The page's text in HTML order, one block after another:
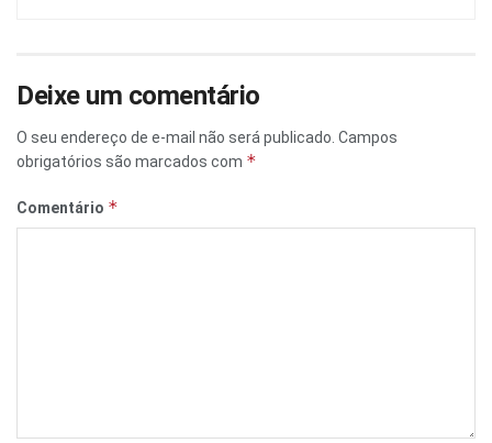
Deixe um comentário
O seu endereço de e-mail não será publicado. Campos
obrigatórios são marcados com *
Comentário *